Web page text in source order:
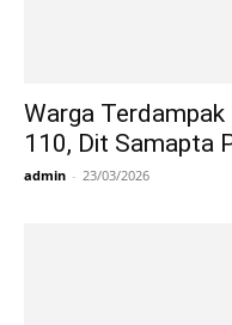
Warga Terdampak
110, Dit Samapta
admin - 23/03/2026